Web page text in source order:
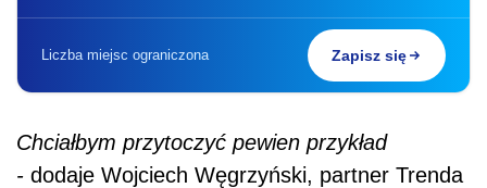
Liczba miejsc ograniczona Zapisz się
Chciałbym przytoczyć pewien przykład
- dodaje Wojciech Węgrzyński, partner Trenda